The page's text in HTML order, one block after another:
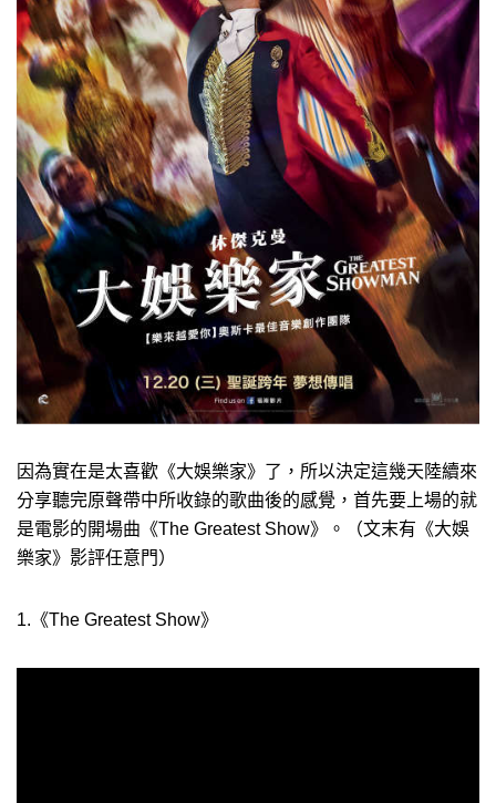
因為實在是太喜歡《大娛樂家》了，所以決定這幾天陸續來
分享聽完原聲帶中所收錄的歌曲後的感覺，首先要上場的就
是電影的開場曲《The Greatest Show》。（文末有《大娛
樂家》影評任意門）
1.《The Greatest Show》